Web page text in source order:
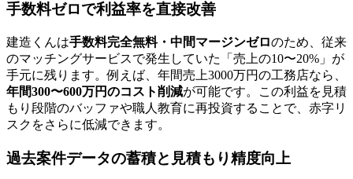
手数料ゼロで利益率を直接改善
建造くんは手数料完全無料・中間マージンゼロのため、従来
のマッチングサービスで発生していた「売上の10〜20%」が
手元に残ります。例えば、年間売上3000万円の工務店なら、
年間300〜600万円のコスト削減が可能です。この利益を見積
もり段階のバッファや職人教育に再投資することで、赤字リ
スクをさらに低減できます。
過去案件データの蓄積と見積もり精度向上